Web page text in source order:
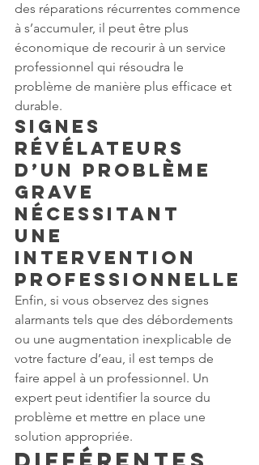
des réparations récurrentes commence
à s’accumuler, il peut être plus
économique de recourir à un service
professionnel qui résoudra le
problème de manière plus efficace et
durable.
Signes
révélateurs
d’un problème
grave
nécessitant
une
intervention
professionnelle
Enfin, si vous observez des signes
alarmants tels que des débordements
ou une augmentation inexplicable de
votre facture d’eau, il est temps de
faire appel à un professionnel. Un
expert peut identifier la source du
problème et mettre en place une
solution appropriée.